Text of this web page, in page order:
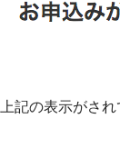
上記の表示がさ